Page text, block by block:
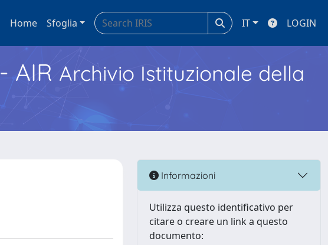
Home Sfoglia IT LOGIN
- AIR Archivio Istituzionale della
Informazioni
Utilizza questo identificativo per
citare o creare un link a questo
documento: